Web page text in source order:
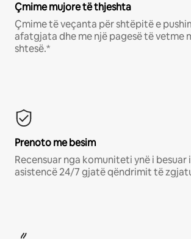
Çmime mujore të thjeshta
Çmime të veçanta për shtëpitë e
afatgjata dhe me një pagesë të vetme
shtesë.*
Prenoto me besim
Recensuar nga komuniteti ynë i besuar
asistencë 24/7 gjatë qëndrimit të